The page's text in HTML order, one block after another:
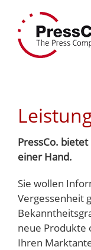
content
PressCo.
einer Hand.
Sie wollen
Vergessenheit
neue Produkte
Ihren